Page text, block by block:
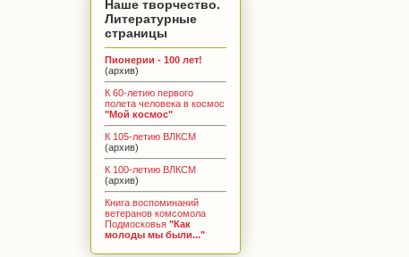
Наше творчество.
Литературные
страницы
Пионерии - 100 лет!
(архив)
К 60-летию первого
полета человека в космос
"Мой космос"
К 105-летию ВЛКСМ
(архив)
К 100-летию ВЛКСМ
(архив)
Книга воспоминаний
ветеранов комсомола
Подмосковья "Как
молоды мы были..."